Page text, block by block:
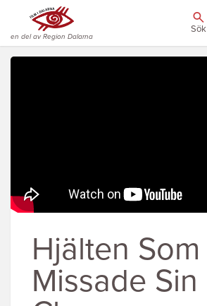
en del av Region Dalarna
Sök
Hjälten Som
Missade Sin